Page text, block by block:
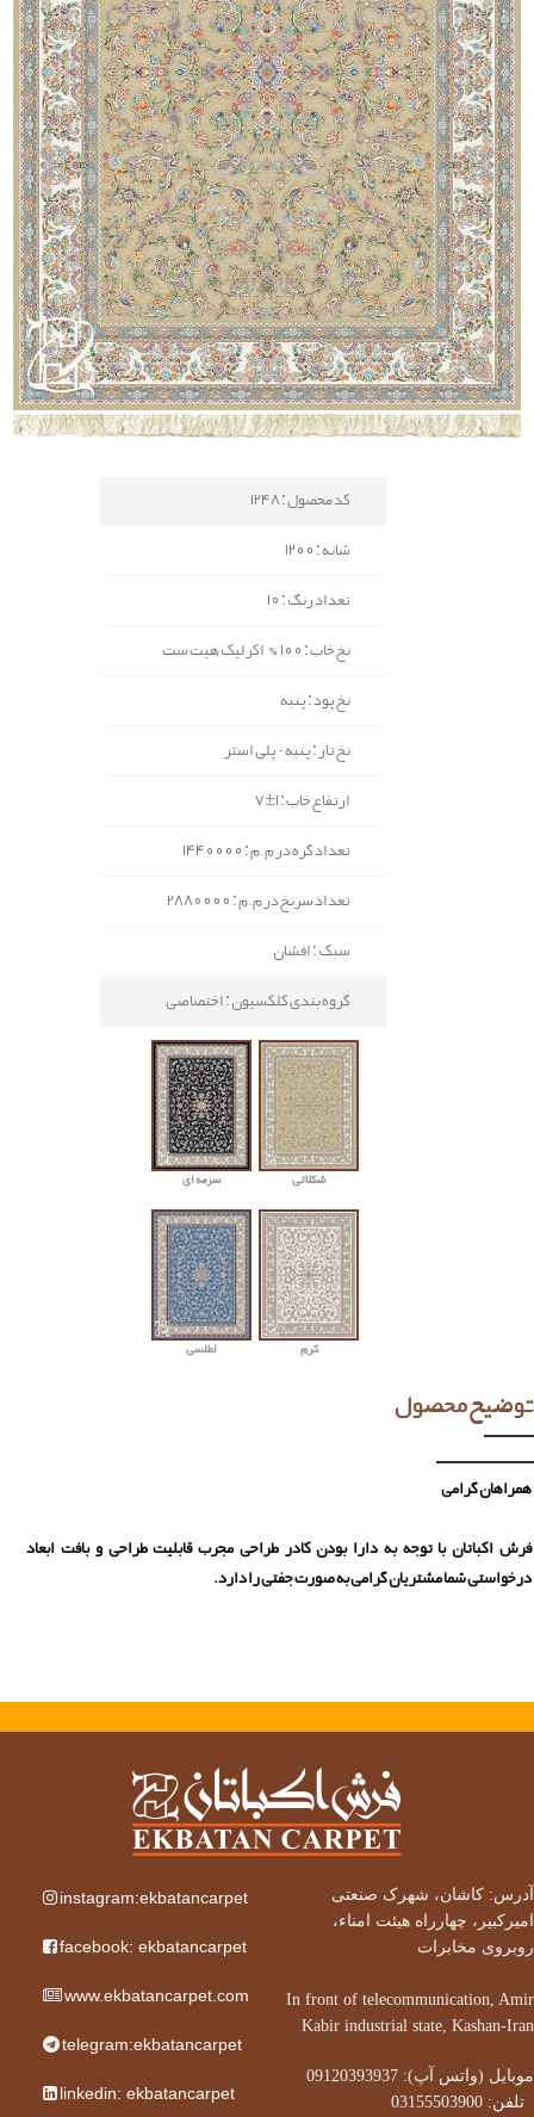
کد محصول : 1248
شانه : 1200
تعداد رنگ : 10
نخ خاب : 100% اکرلیک هیت ست
نخ پود : پنبه
نخ تار : پنبه - پلی استر
ارتفاع خاب : 1±7
تعداد گره در م.م : 1440000
تعداد سرنخ در م.م : 2880000
سبک : افشان
گروه بندی کلکسیون : اختصاصی
شکلاتی سرمه ای
کرم اطلسی
توضیح محصول
همراهان گرامی
فرش اکباتان با توجه به دارا بودن کادر طراحی مجرب قابلیت طراحی و بافت ابعاد
درخواستی شما مشتریان گرامی به صورت جفتی را دارد.
آدرس: کاشان، شهرک صنعتی
امیرکبیر، چهارراه هیئت امناء،
روبروی مخابرات
In front of telecommunication, Amir
Kabir industrial state, Kashan-Iran
تلفن: 03155503900
instagram:ekbatancarpet
facebook: ekbatancarpet
www.ekbatancarpet.com
telegram:ekbatancarpet
linkedin: ekbatancarpet